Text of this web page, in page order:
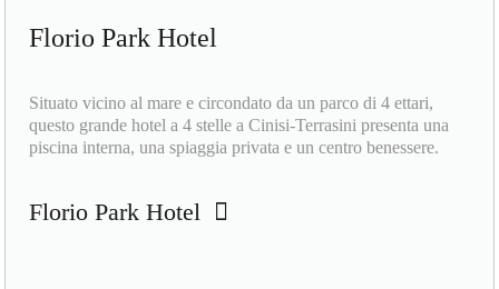
Florio Park Hotel
Situato vicino al mare e circondato da un parco di 4 ettari,
questo grande hotel a 4 stelle a Cinisi-Terrasini presenta una
piscina interna, una spiaggia privata e un centro benessere.
Florio Park Hotel